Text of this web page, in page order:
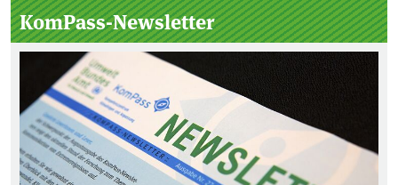
KomPass-Newsletter